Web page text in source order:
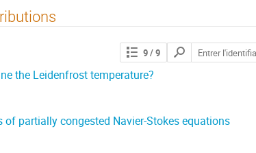
9/ 9
Chercher
les
the Leidenfrost temperature?
of partially congested Navier-Stokes equations